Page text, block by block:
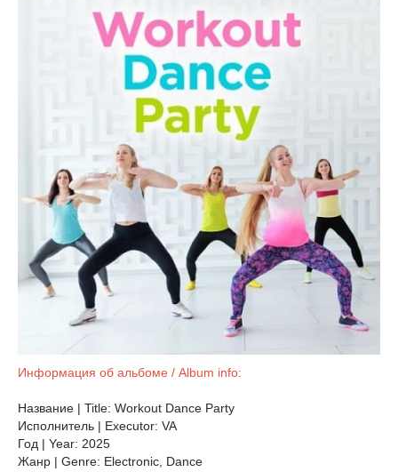
Информация об альбоме / Album info:
Название | Title: Workout Dance Party
Исполнитель | Executor: VA
Год | Year: 2025
Жанр | Genre: Electronic, Dance